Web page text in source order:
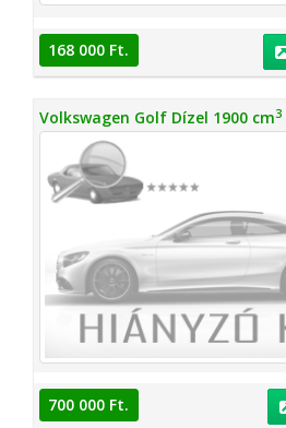
168 000 Ft.
Volkswagen Golf Dízel 1900 cm3
700 000 Ft.